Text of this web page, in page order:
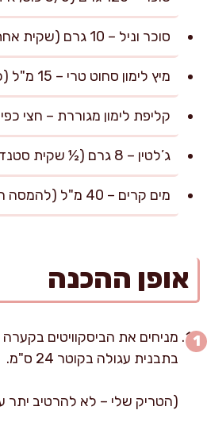
סוכר וניל – 10 גרם (שקית אחת, לארומה מושלמת)
מיץ לימון סחוט טרי – 15 מ"ל (כף אחת, לאיזון וטריות)
קליפת לימון מגוררת – חצי
ג’לטין – 8 גרם (½ שקית סטנדרטית – להמסה במים קרים להבטחת יציבות)
מים קרים – 40 מ"ל (להמסה ראשונית של הג’לטין)
אופן ההכנה
בתבנית עגולה בקוטר 24 ס"מ.
(הטריק שלי – לא להרטיב יתר